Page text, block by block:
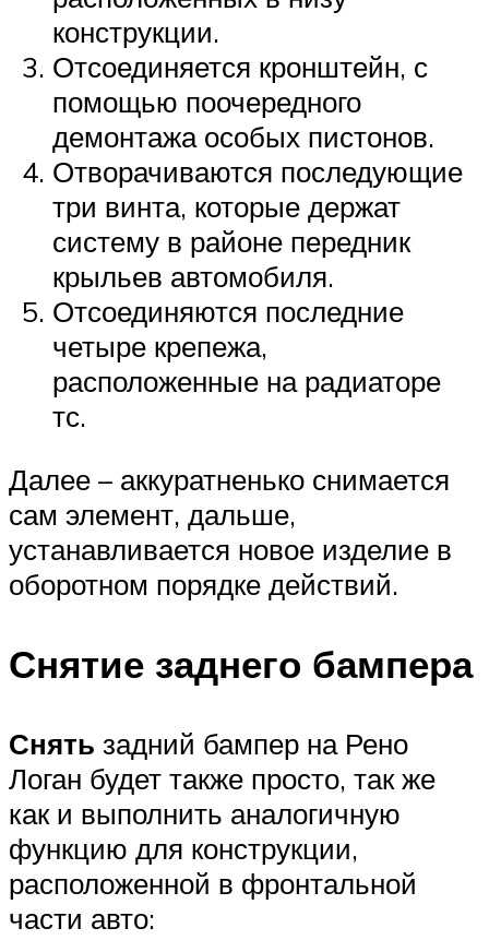
конструкции.
Отсоединяется кронштейн, с
помощью поочередного
демонтажа особых пистонов.
Отворачиваются последующие
три винта, которые держат
систему в районе передник
крыльев автомобиля.
Отсоединяются последние
четыре крепежа,
расположенные на радиаторе
тс.
Далее – аккуратненько снимается
сам элемент, дальше,
устанавливается новое изделие в
оборотном порядке действий.
Снятие заднего бампера
Снять задний бампер на Рено
Логан будет также просто, так же
как и выполнить аналогичную
функцию для конструкции,
расположенной в фронтальной
части авто: